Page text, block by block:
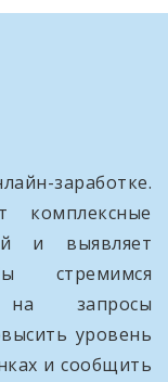
заработке.
комплексные
и выявляет
стремимся
на запросы
уровень
и сообщить